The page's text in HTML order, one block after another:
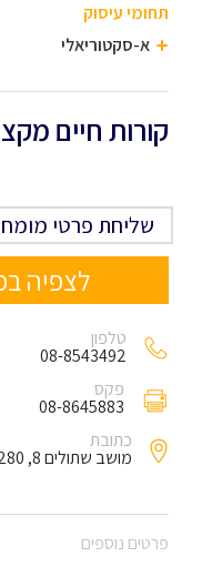
תחומי עיסוק
א-סקטוריאלי
קורות חיים
שליחת פרטי
לצפיה
טלפון
08-8543492
פקס
08-8645883
כתובת
מושב שתולים 8, 79280
פרטים נוספים